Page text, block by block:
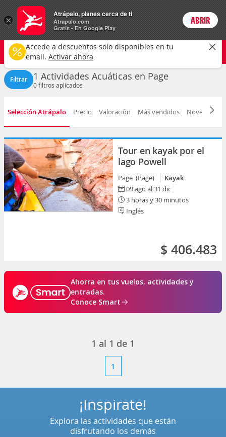
Actividades Login
Page ciudad
Actividades Acuáticas Cualquier fecha
CAMBIAR
Filtrar 1 Actividades Acuáticas en Page
0filtros aplicados
Selección Atrápalo Precio Valoración Más vendidos Novedad
Tour en kayak por el
lago Powell
Page (Page)
Kayak
09 ago al 31 dic
3 horas y 30 minutos
Inglés
$ 406.483
Ahorra en tus vuelos, actividades y
entradas.
Conoce Smart
1 al 1 de 1
1
¡Inspírate!
Explora las actividades que están
disfrutando los demás
×
Atrápalo, planes cerca de ti
Atrapalo.com
Gratis - En Google Play
ABRIR
Accede a descuentos solo disponibles en tu
email. Activar ahora